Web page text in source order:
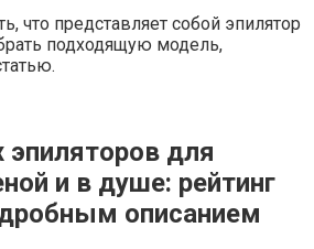
что представляет собой эпилятор
подходящую модель,
эпиляторов для
и в душе: рейтинг
описанием